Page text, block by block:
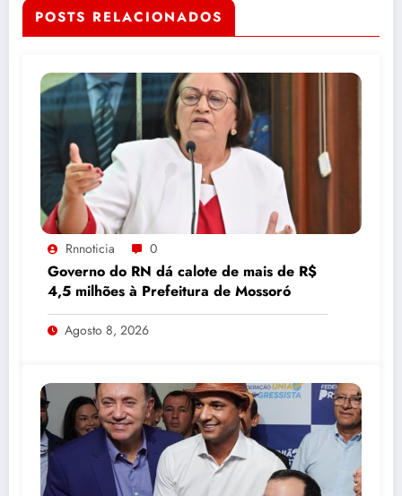
POSTS RELACIONADOS
Rnnoticia 0
Governo do RN dá calote de mais de R$
4,5 milhões à Prefeitura de Mossoró
Agosto 8, 2026